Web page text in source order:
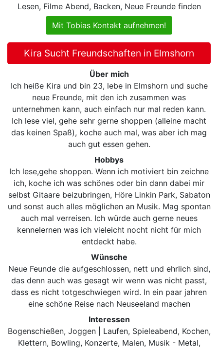
Lesen, Filme Abend, Backen, Neue Freunde finden
Mit Tobias Kontakt aufnehmen!
Kira Sucht Freundschaften in Elmshorn
Über mich
Ich heiße Kira und bin 23, lebe in Elmshorn und suche
neue Freunde, mit den ich zusammen was
unternehmen kann, auch einfach nur mal reden kann.
Ich lese viel, gehe sehr gerne shoppen (alleine macht
das keinen Spaß), koche auch mal, was aber ich mag
auch gut essen gehen.
Hobbys
Ich lese,gehe shoppen. Wenn ich motiviert bin zeichne
ich, koche ich was schönes oder bin dann dabei mir
selbst Gitaare beizubringen, Höre Linkin Park, Sabaton
und sonst auch alles möglichen an Musik. Mag spontan
auch mal verreisen. Ich würde auch gerne neues
kennelernen was ich vieleicht nocht nicht für mich
entdeckt habe.
Wünsche
Neue Feunde die aufgeschlossen, nett und ehrlich sind,
das denn auch was gesagt wir wenn was nicht passt,
dass es nicht totgeschwiegen wird. In ein paar jahren
eine schöne Reise nach Neuseeland machen
Interessen
Bogenschießen, Joggen | Laufen, Spieleabend, Kochen,
Klettern, Bowling, Konzerte, Malen, Musik - Metal,